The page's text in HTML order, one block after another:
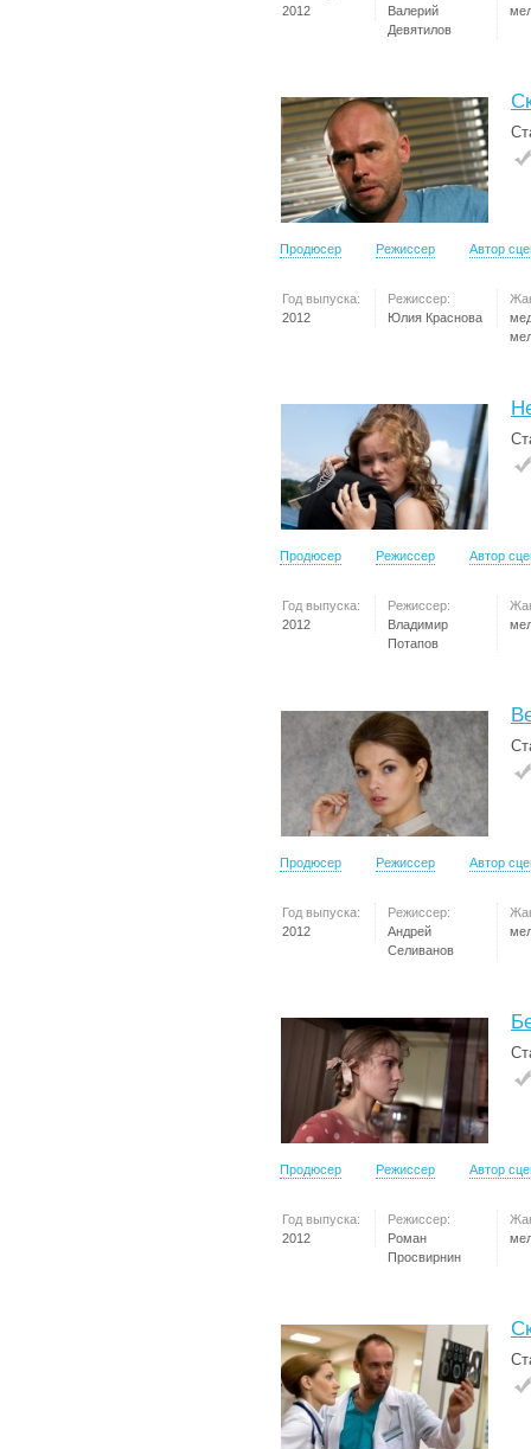
2012
Валерий
Девятилов
Продюсер Режиссер Автор
Год выпуска:
2012
Режиссер:
Юлия Краснова
Продюсер Режиссер Автор
Год выпуска:
2012
Режиссер:
Владимир
Потапов
Продюсер Режиссер Автор
Год выпуска:
2012
Режиссер:
Андрей
Селиванов
Продюсер Режиссер Автор
Год выпуска:
2012
Режиссер:
Роман
Просвирнин